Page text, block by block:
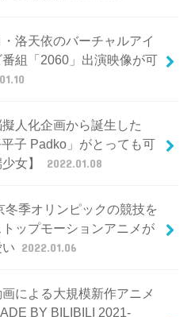
洛天依のバーチャルアイ
番組「2060」出演映像が可
人化企画から誕生した
子 Padko」がとっても可
女】
2022.01.08
冬季オリンピックの競技を
ップモーションアニメが
2022.01.06
による大規模新作アニメ
BY BILIBILI 2021-